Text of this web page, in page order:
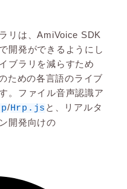
リは、AmiVoice SDK
開発ができるようにし
ブラリを減らすため
ための各言語のライブ
。ファイル音声認識ア
/Hrp.js と、リアルタ
開発向けの